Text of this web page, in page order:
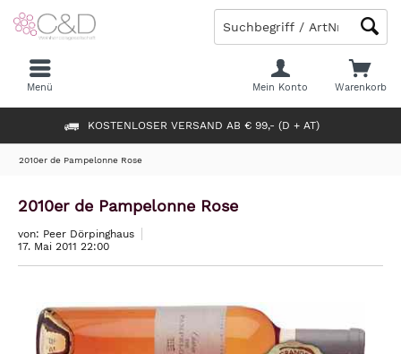
KOSTENLOSER VERSAND AB € 99,- (D + AT)
Warenkorb
Mein Konto
Menü
2010er de Pampelonne Rose
2010er de Pampelonne Rose
von: Peer Dörpinghaus
17. Mai 2011 22:00